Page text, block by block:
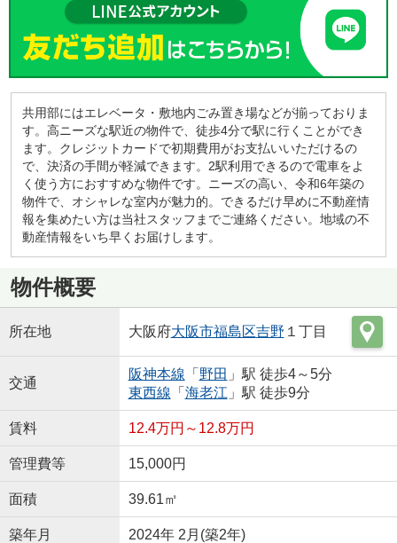
共用部にはエレベータ・敷地内ごみ置き場などが揃っておりま
す。高ニーズな駅近の物件で、徒歩4分で駅に行くことができ
ます。クレジットカードで初期費用がお支払いいただけるの
で、決済の手間が軽減できます。2駅利用できるので電車をよ
く使う方におすすめな物件です。ニーズの高い、令和6年築の
物件で、オシャレな室内が魅力的。できるだけ早めに不動産情
報を集めたい方は当社スタッフまでご連絡ください。地域の不
動産情報をいち早くお届けします。
物件概要
所在地 大阪府大阪市福島区吉野 １丁目
交通
阪神本線 「 野田 」駅 徒歩4～5分
東西線 「 海老江 」駅 徒歩9分
賃料 12.4万円～12.8万円
管理費等 15,000円
面積 39.61㎡
築年月 2024年 2月(築2年)